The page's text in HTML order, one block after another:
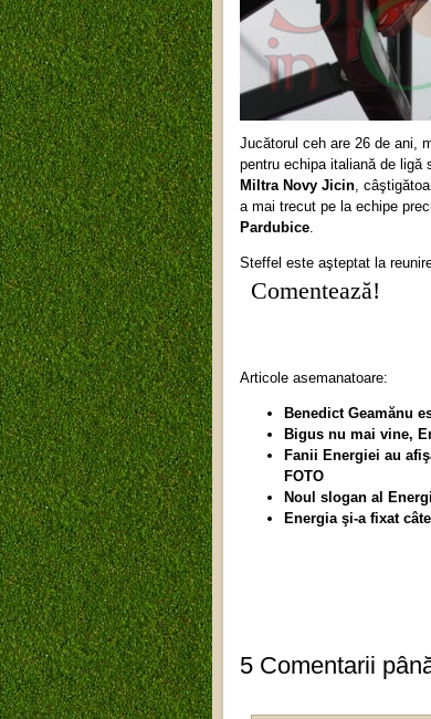
Jucătorul ceh are 26 de ani,
pentru echipa italiană de ligă
Miltra Novy Jicin ,
a mai trecut pe la echipe
Pardubice
Steffel este aşteptat la
Comentează!
Articole asemanatoare:
Benedict Geamănu
Bigus nu mai vine,
Fanii Energiei au
FOTO
Noul slogan al
Energia şi-a fixat
5 Comentarii